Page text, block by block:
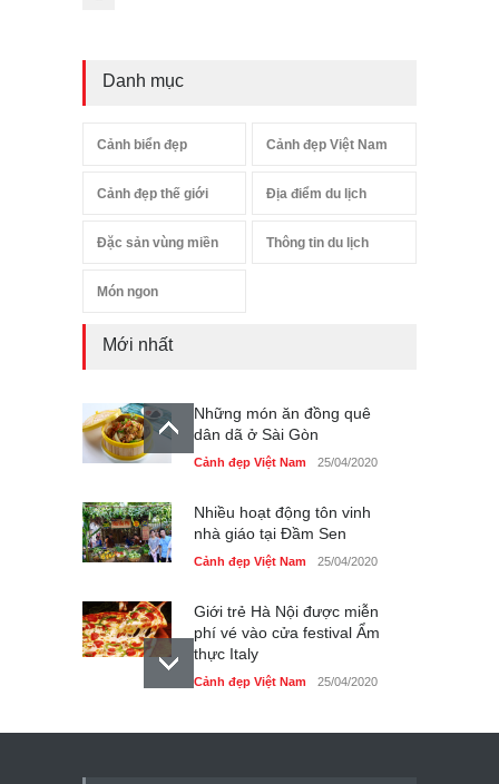
Danh mục
Cảnh biển đẹp Cảnh đẹp Việt Nam
Cảnh đẹp thế giới Địa điểm du lịch
Đặc sản vùng miền Thông tin du lịch
Món ngon
Mới nhất
Những món ăn đồng quê
dân dã ở Sài Gòn
Cảnh đẹp Việt Nam 25/04/2020
Nhiều hoạt động tôn vinh
nhà giáo tại Đầm Sen
Cảnh đẹp Việt Nam 25/04/2020
Giới trẻ Hà Nội được miễn
phí vé vào cửa festival Ẩm
thực Italy
Cảnh đẹp Việt Nam 25/04/2020
Tam giác mạch khoe sắc